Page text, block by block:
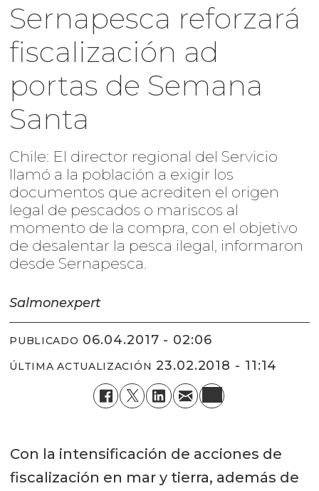
Sernapesca reforzará
fiscalización ad
portas de Semana
Santa
Chile: El director regional del Servicio
llamó a la población a exigir los
documentos que acrediten el origen
legal de pescados o mariscos al
momento de la compra, con el objetivo
de desalentar la pesca ilegal, informaron
desde Sernapesca.
Salmonexpert
PUBLICADO 06.04.2017 - 02:06
ÚLTIMA ACTUALIZACIÓN 23.02.2018 - 11:14
Con la intensificación de acciones de
fiscalización en mar y tierra, además de